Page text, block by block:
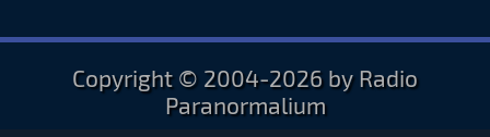
Copyright © 2004-2026 by Radio
Paranormalium